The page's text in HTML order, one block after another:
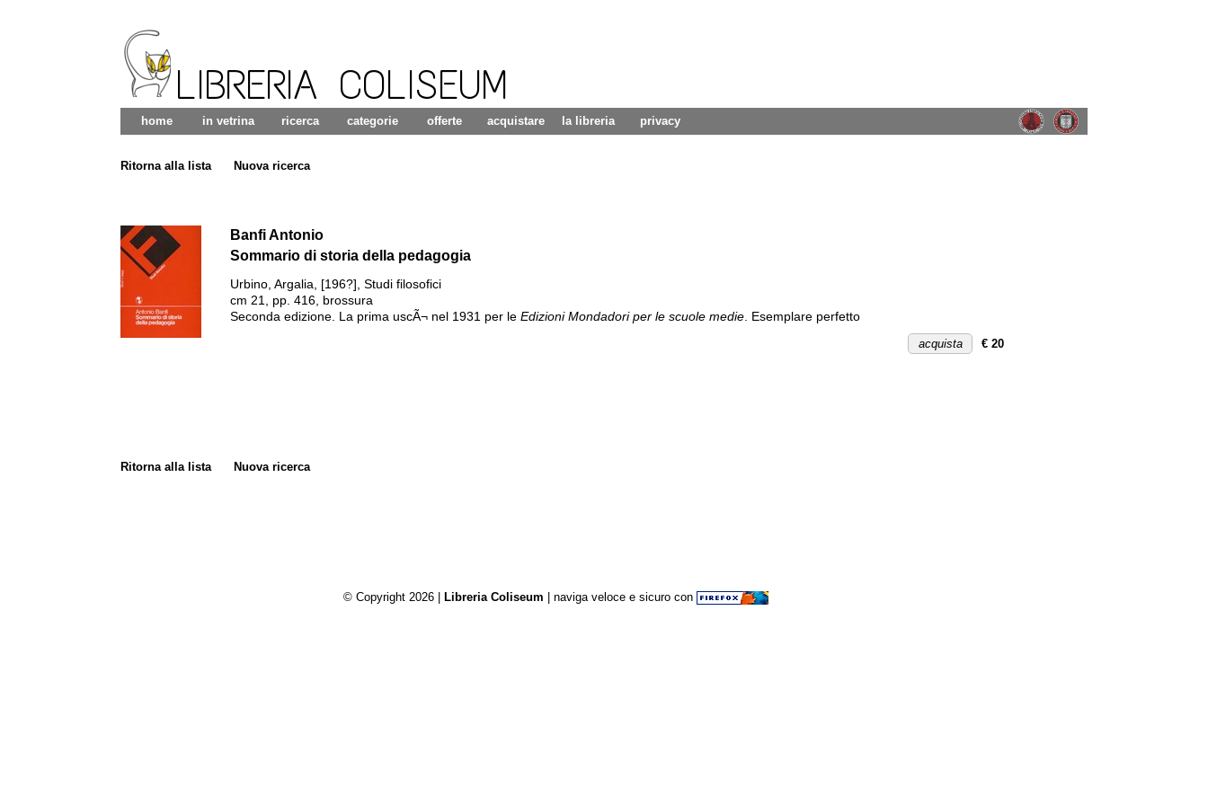
LIBRERIA COLISEUM
home in vetrina ricerca categorie offerte acquistare la libreria privacy
Ritorna alla lista Nuova ricerca
Banfi Antonio
Sommario di storia della pedagogia
Urbino, Argalia [196?] Studi filosofici
cm 21, pp. 416, brossura
Seconda edizione. La prima uscÃ¬ nel 1931 per le Edizioni Mondadori per le scuole medie. Esemplare perfetto
€ 20
acquista
Ritorna alla lista Nuova ricerca
© Copyright 2026 | Libreria Coliseum | naviga veloce e sicuro con